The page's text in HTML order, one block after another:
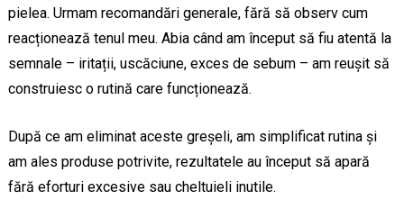
pielea. Urmam recomandări generale, fără să observ cum
reacționează tenul meu. Abia când am început să fiu atentă la
semnale – iritații, uscăciune, exces de sebum – am reușit să
construiesc o rutină care funcționează.
După ce am eliminat aceste greșeli, am simplificat rutina și
am ales produse potrivite, rezultatele au început să apară
fără eforturi excesive sau cheltuieli inutile.